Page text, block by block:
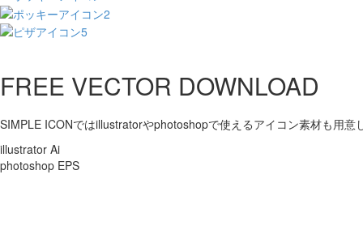
FREE VECTOR DOWNLOAD
SIMPLE ICONではillustratorやphotoshopで使えるアイコン素材も用意
illustrator Ai
photoshop EPS